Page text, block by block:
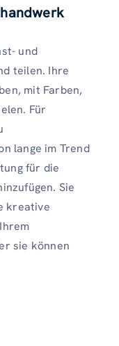
und
teilen. Ihre
mit Farben,
Für
lange im Trend
für die
Sie
kreative
sie können